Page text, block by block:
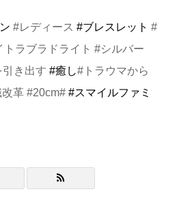
#レディース #ブレスレット #
ラブラドライト #シルバー
き出す #癒し#トラウマから
革 #20cm# #スマイルファミ